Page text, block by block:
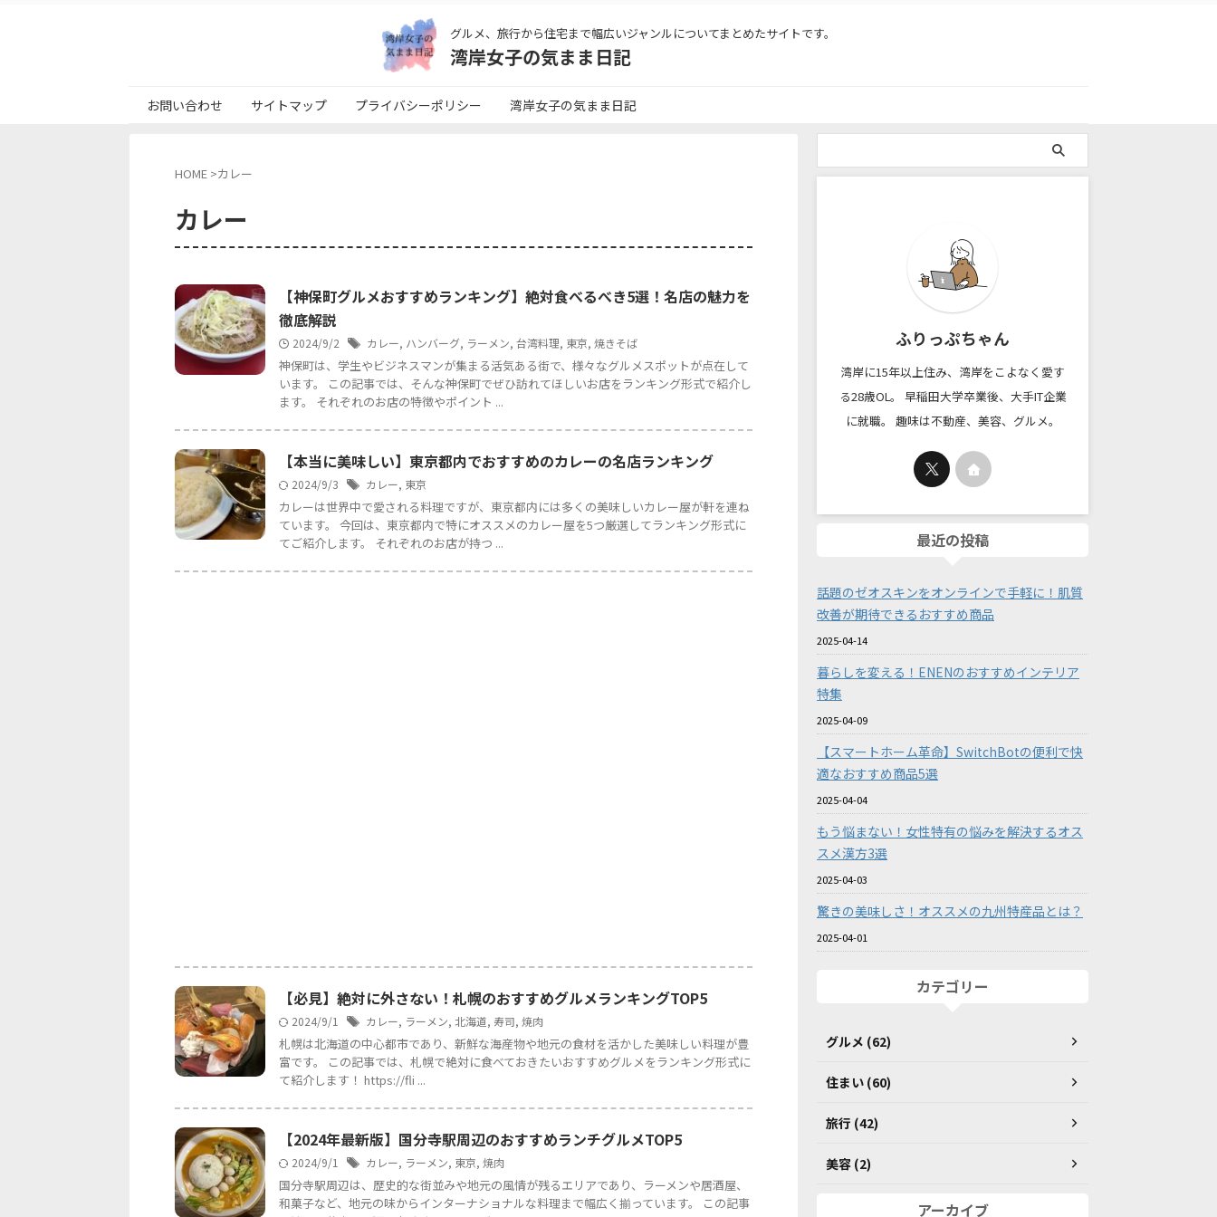
グルメ、旅行から住宅まで幅広いジャンルについてまとめたサイトです。
湾岸女子の気まま日記
お問い合わせ サイトマップ プライバシーポリシー 湾岸女子の気まま日記
HOME >カレー
カレー
【神保町グルメおすすめランキング】絶対食べるべき5選！名店の魅力を
徹底解説
2024/9/2 カレー, ハンバーグ, ラーメン, 台湾料理, 東京, 焼きそば
神保町は、学生やビジネスマンが集まる活気ある街で、様々なグルメスポットが点在して
います。 この記事では、そんな神保町でぜひ訪れてほしいお店をランキング形式で紹介し
ます。 それぞれのお店の特徴やポイント ...
【本当に美味しい】東京都内でおすすめのカレーの名店ランキング
2024/9/3 カレー, 東京
カレーは世界中で愛される料理ですが、東京都内には多くの美味しいカレー屋が軒を連ね
ています。 今回は、東京都内で特にオススメのカレー屋を5つ厳選してランキング形式に
てご紹介します。 それぞれのお店が持つ ...
【必見】絶対に外さない！札幌のおすすめグルメランキングTOP5
2024/9/1 カレー, ラーメン, 北海道, 寿司, 焼肉
札幌は北海道の中心都市であり、新鮮な海産物や地元の食材を活かした美味しい料理が豊
富です。 この記事では、札幌で絶対に食べておきたいおすすめグルメをランキング形式に
て紹介します！ https://fli ...
【2024年最新版】国分寺駅周辺のおすすめランチグルメTOP5
2024/9/1 カレー, ラーメン, 東京, 焼肉
国分寺駅周辺は、歴史的な街並みや地元の風情が残るエリアであり、ラーメンや居酒屋、
和菓子など、地元の味からインターナショナルな料理まで幅広く揃っています。 この記事
ふりっぷちゃん
湾岸に15年以上住み、湾岸をこよなく愛す
る28歳OL。 早稲田大学卒業後、大手IT企業
に就職。 趣味は不動産、美容、グルメ。
最近の投稿
話題のゼオスキンをオンラインで手軽に！肌質
改善が期待できるおすすめ商品
2025-04-14
暮らしを変える！ENENのおすすめインテリア
特集
2025-04-09
【スマートホーム革命】SwitchBotの便利で快
適なおすすめ商品5選
2025-04-04
もう悩まない！女性特有の悩みを解決するオス
スメ漢方3選
2025-04-03
驚きの美味しさ！オススメの九州特産品とは？
2025-04-01
カテゴリー
グルメ (62)
住まい (60)
旅行 (42)
美容 (2)
アーカイブ